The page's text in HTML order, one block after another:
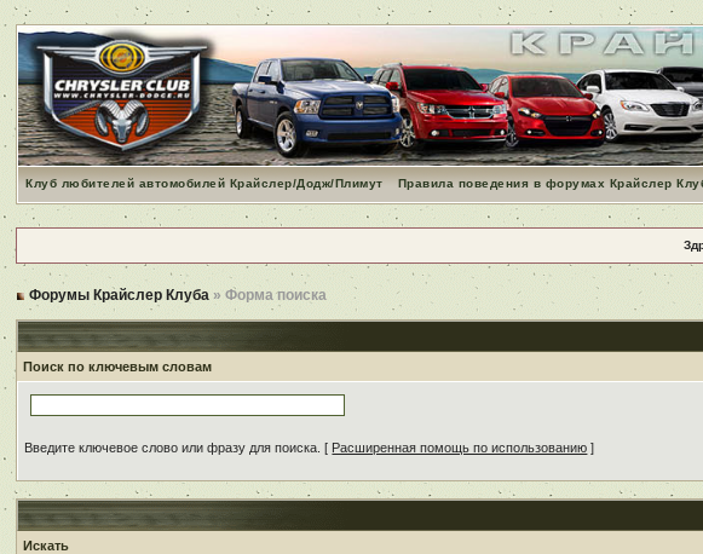
Клуб любителей автомобилей Крайслер/Додж/Плимут Правила поведения в форумах Крайслер
Форумы Крайслер Клуба » Форма поиска
Поиск по ключевым словам
Введите ключевое слово или фразу для поиска. [ Расширенная помощь по использованию ]
Искать